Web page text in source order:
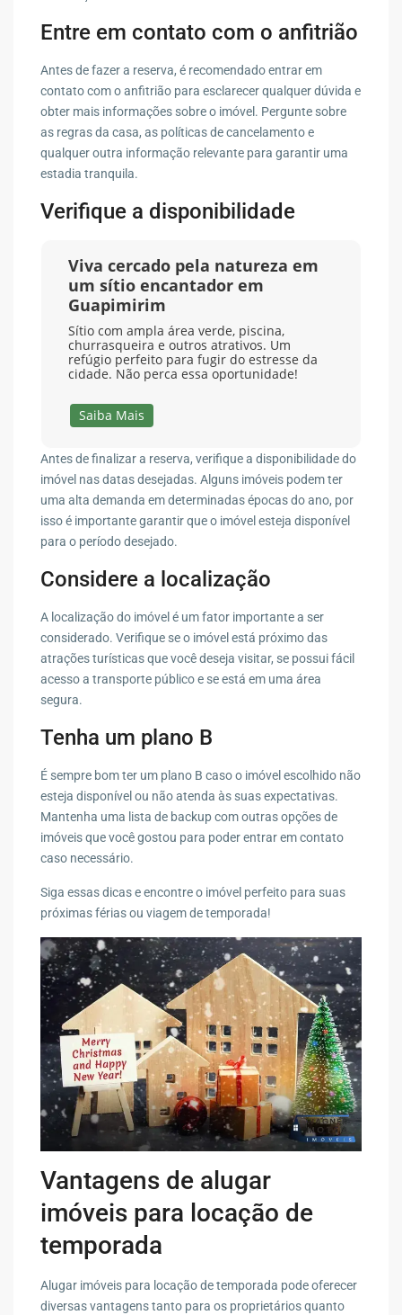
Entre em contato com o anfitrião
Antes de fazer a reserva, é recomendado entrar em
contato com o anfitrião para esclarecer qualquer dúvida e
obter mais informações sobre o imóvel. Pergunte sobre
as regras da casa, as políticas de cancelamento e
qualquer outra informação relevante para garantir uma
estadia tranquila.
Verifique a disponibilidade
Viva cercado pela natureza em
um sítio encantador em
Guapimirim
Sítio com ampla área verde, piscina,
churrasqueira e outros atrativos. Um
refúgio perfeito para fugir do estresse da
cidade. Não perca essa oportunidade!
Saiba Mais
Antes de finalizar a reserva, verifique a disponibilidade do
imóvel nas datas desejadas. Alguns imóveis podem ter
uma alta demanda em determinadas épocas do ano, por
isso é importante garantir que o imóvel esteja disponível
para o período desejado.
Considere a localização
A localização do imóvel é um fator importante a ser
considerado. Verifique se o imóvel está próximo das
atrações turísticas que você deseja visitar, se possui fácil
acesso a transporte público e se está em uma área
segura.
Tenha um plano B
É sempre bom ter um plano B caso o imóvel escolhido não
esteja disponível ou não atenda às suas expectativas.
Mantenha uma lista de backup com outras opções de
imóveis que você gostou para poder entrar em contato
caso necessário.
Siga essas dicas e encontre o imóvel perfeito para suas
próximas férias ou viagem de temporada!
Vantagens de alugar
imóveis para locação de
temporada
Alugar imóveis para locação de temporada pode oferecer
diversas vantagens tanto para os proprietários quanto